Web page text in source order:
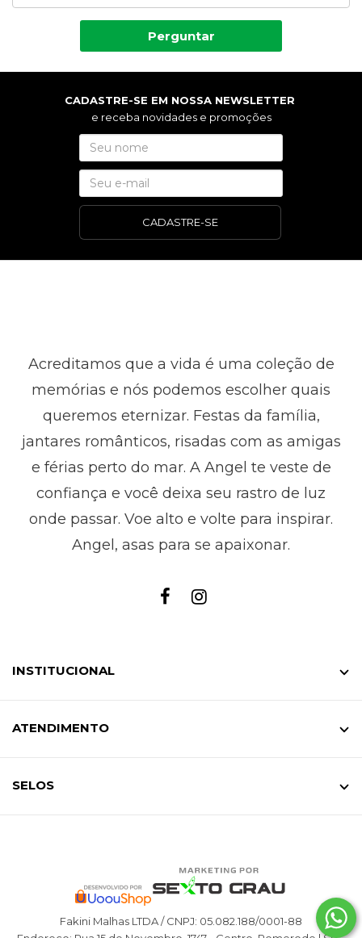
Perguntar
CADASTRE-SE EM NOSSA NEWSLETTER
e receba novidades e promoções
CADASTRE-SE
Acreditamos que a vida é uma coleção de
memórias e nós podemos escolher quais
queremos eternizar. Festas da família,
jantares românticos, risadas com as amigas
e férias perto do mar. A Angel te veste de
confiança e você deixa seu rastro de luz
onde passar. Voe alto e volte para inspirar.
Angel, asas para se apaixonar.
INSTITUCIONAL
ATENDIMENTO
SELOS
Fakini Malhas LTDA / CNPJ: 05.082.188/0001-88